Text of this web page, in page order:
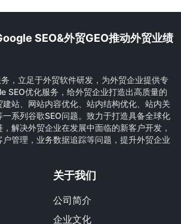
SEO&外贸GEO推动外贸业绩
，立足于外贸软件研发，为外贸企业提供专
SEO优化服务，给外贸企业打造出高质量的
站、网站内容优化、站内结构优化、站内关
系列谷歌SEO问题。致力于打造具备全球化
解决外贸企业在发展中面临的新客户开发，
管理，业务数据追踪等问题，提升外贸企业
关于我们
公司简介
企业文化